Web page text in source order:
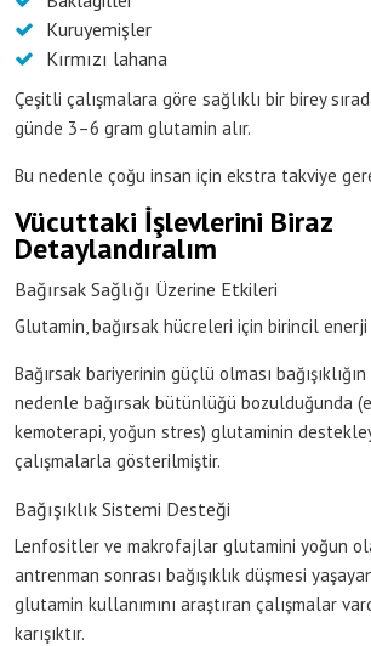
Kuruyemişler
Kırmızı lahana
Çeşitli çalışmalara göre sağlıklı bir birey
günde 3–6 gram glutamin alır.
Bu nedenle çoğu insan için ekstra takviye
Vücuttaki İşlevlerini Biraz
Detaylandıralım
Bağırsak Sağlığı Üzerine Etkileri
Glutamin, bağırsak hücreleri için birincil enerji
Bağırsak bariyerinin güçlü olması
nedenle bağırsak bütünlüğü bozulduğunda
kemoterapi, yoğun stres) glutaminin
çalışmalarla gösterilmiştir.
Bağışıklık Sistemi Desteği
Lenfositler ve makrofajlar glutamini yoğun
antrenman sonrası bağışıklık düşmesi
glutamin kullanımını araştıran çalışmalar
karışıktır.